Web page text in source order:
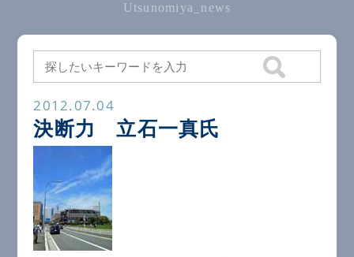
Utsunomiya_news
2012.07.04
決断力 立石一真氏